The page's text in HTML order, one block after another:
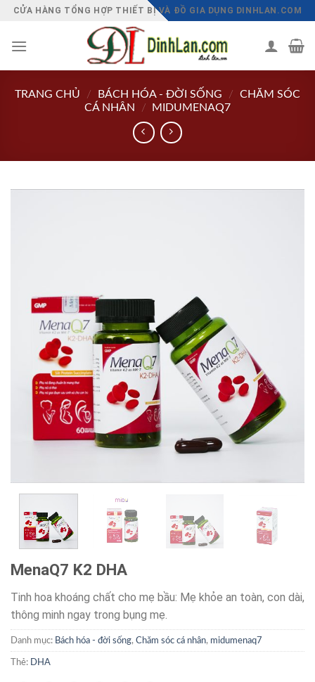
Chuyển
nội
CỬA HÀNG TỔNG HỢP THIẾT BỊ VÀ ĐỒ GIA DỤNG DINHLAN.COM
TRANG CHỦ / BÁCH HÓA - ĐỜI SỐNG /
CHĂM SÓC
CÁ NHÂN
/ MIDUMENAQ7
MenaQ7 K2 DHA
Tinh hoa khoáng chất cho mẹ bầu: Mẹ khỏe an toàn, con dài,
thông minh ngay trong bụng mẹ.
Danh mục: Bách hóa - đời sống, Chăm sóc cá nhân, midumenaq7
Thẻ: DHA